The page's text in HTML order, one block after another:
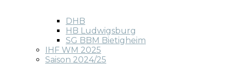
DHB
HB Ludwigsburg
SG BBM Bietigheim
IHF WM 2025
Saison 2024/25